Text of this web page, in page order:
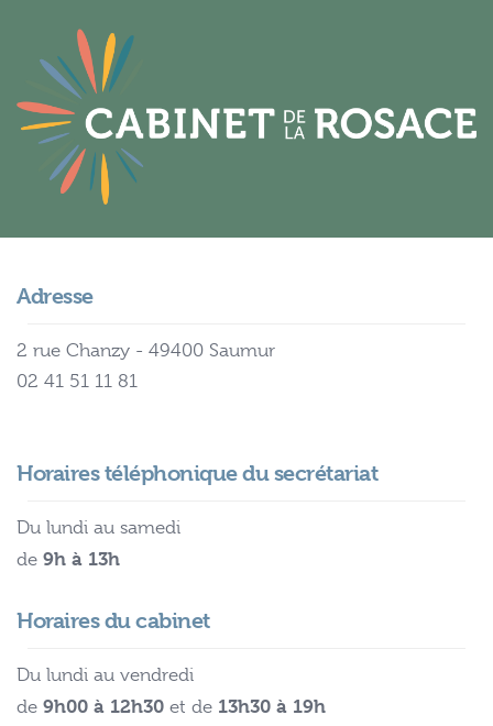
Adresse
2 rue Chanzy - 49400 Saumur
02 41 51 11 81
Horaires téléphonique du secrétariat
Du lundi au samedi
de 9h à 13h
Horaires du cabinet
Du lundi au vendredi
de 9h00 à 12h30 et de 13h30 à 19h